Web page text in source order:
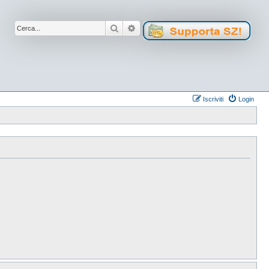
Cerca Ricerca avanzata
Login
Iscriviti